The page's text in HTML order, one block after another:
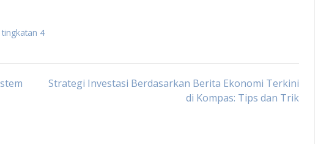
4
Strategi Investasi Berdasarkan Berita Ekonomi Terkini
di Kompas: Tips dan Trik